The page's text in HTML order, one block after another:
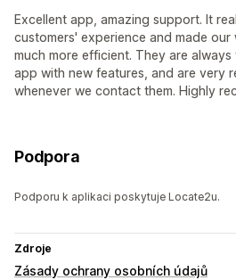
Excellent app, amazing support. It
customers' experience and made
much more efficient. They are
app with new features, and are very
whenever we contact them. Highly
Podpora
Podporu k aplikaci poskytuje Locate2u.
Zdroje
Zásady ochrany osobních údajů